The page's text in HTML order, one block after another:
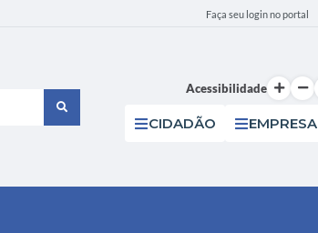
Faça seu login no portal
Acessibilidade
CIDADÃO EMPRESA